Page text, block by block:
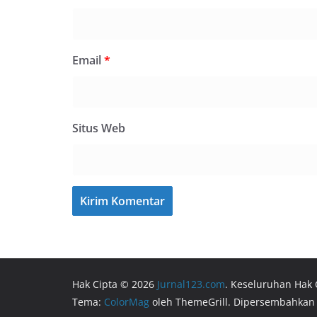
Email*
Situs Web
Hak Cipta © 2026 Jurnal123.com. Keseluruhan Hak
Tema: ColorMag oleh ThemeGrill. Dipersembahkan